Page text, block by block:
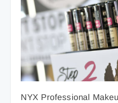
NYX Professional